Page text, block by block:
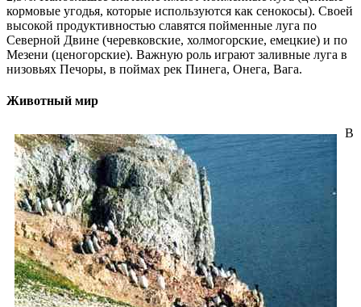
кормовые угодья, которые используются как сенокосы). Своей
высокой продуктивностью славятся пойменные луга по
Северной Двине (черевковские, холмогорские, емецкие) и по
Мезени (ценогорские). Важную роль играют заливные луга в
низовьях Печоры, в поймах рек Пинега, Онега, Вага.
Животный мир
В